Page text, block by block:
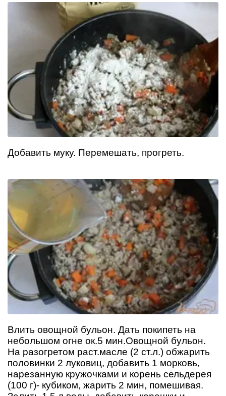
Добавить муку. Перемешать, прогреть.
Влить овощной бульон. Дать покипеть на
небольшом огне ок.5 мин.Овощной бульон.
На разогретом раст.масле (2 ст.л.) обжарить
половинки 2 луковиц, добавить 1 морковь,
нарезанную кружочками и корень сельдерея
(100 г)- кубиком, жарить 2 мин, помешивая.